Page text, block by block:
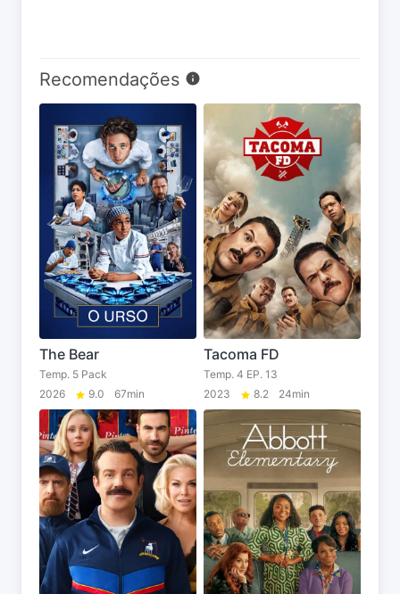
Recomendações
The Bear
Temp. 5 Pack
2026
9.0 67min
Tacoma FD
Temp. 4 EP. 13
2023
8.2 24min